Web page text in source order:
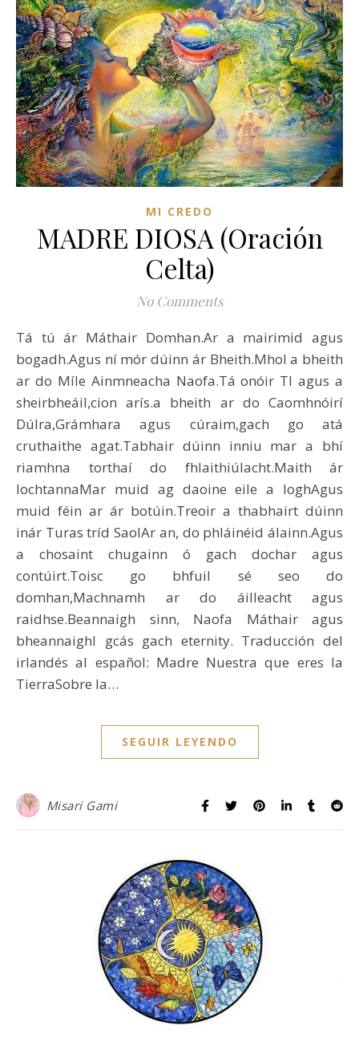
MI CREDO
MADRE DIOSA (Oración
Celta)
No Comments
Tá tú ár Máthair Domhan.Ar a mairimid agus
bogadh.Agus ní mór dúinn ár Bheith.Mhol a bheith
ar do Míle Ainmneacha Naofa.Tá onóir TI agus a
sheirbheáil,cion arís.a bheith ar do Caomhnóirí
Dúlra,Grámhara agus cúraim,gach go atá
cruthaithe agat.Tabhair dúinn inniu mar a bhí
riamhna torthaí do fhlaithiúlacht.Maith ár
lochtannaMar muid ag daoine eile a loghAgus
muid féin ar ár botúin.Treoir a thabhairt dúinn
inár Turas tríd SaolAr an, do phláinéid álainn.Agus
a chosaint chugainn ó gach dochar agus
contúirt.Toisc go bhfuil sé seo do
domhan,Machnamh ar do áilleacht agus
raidhse.Beannaigh sinn, Naofa Máthair agus
bheannaighI gcás gach eternity. Traducción del
irlandés al español: Madre Nuestra que eres la
TierraSobre la…
SEGUIR LEYENDO
Misari Gami